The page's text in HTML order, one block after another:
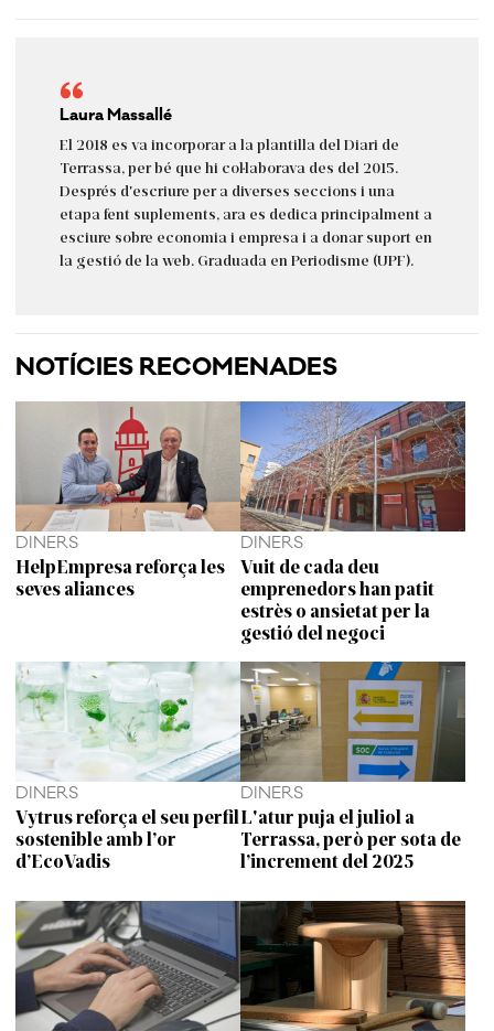
Laura Massallé
El 2018 es va incorporar a la plantilla del Diari de
Terrassa, per bé que hi col·laborava des del 2015.
Després d'escriure per a diverses seccions i una
etapa fent suplements, ara es dedica principalment a
esciure sobre economia i empresa i a donar suport en
la gestió de la web. Graduada en Periodisme (UPF).
NOTÍCIES RECOMENADES
DINERS
HelpEmpresa reforça les
seves aliances
DINERS
Vuit de cada deu
emprenedors han patit
estrès o ansietat per la
gestió del negoci
DINERS
Vytrus reforça el seu perfil
sostenible amb l’or
d’EcoVadis
DINERS
L'atur puja el juliol a
Terrassa, però per sota de
l’increment del 2025